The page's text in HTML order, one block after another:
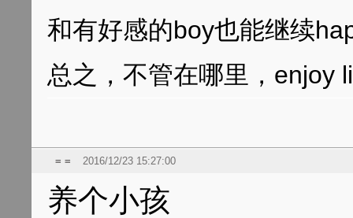
和有好感的boy也能继续
总之，不管在哪里，enjoy
= = 2016/12/23 15:27:00
养个小孩